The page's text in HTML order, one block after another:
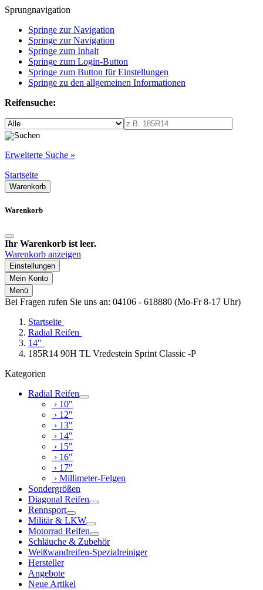
Sprungnavigation
Springe zur Navigation
Springe zur Navigation
Springe zum Inhalt
Springe zum Login-Button
Springe zum Button für Einstellungen
Springe zu den allgemeinen Informationen
Reifensuche:
Erweiterte Suche »
Startseite
Warenkorb
Warenkorb
Ihr Warenkorb ist leer.
Warenkorb anzeigen
Einstellungen
Mein Konto
Menü
Bei Fragen rufen Sie uns an: 04106 - 618880 (Mo-Fr 8-17 Uhr)
Startseite
Radial Reifen
14"
185R14 90H TL Vredestein Sprint Classic -P
Kategorien
Radial Reifen
› 10"
› 12"
› 13"
› 14"
› 15"
› 16"
› 17"
› Millimeter-Felgen
Sondergrößen
Diagonal Reifen
Rennsport
Militär & LKW
Motorrad Reifen
Schläuche & Zubehör
Weißwandreifen-Spezialreiniger
Hersteller
Angebote
Neue Artikel